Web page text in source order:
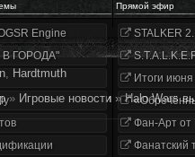
Прямой эфир
Engine
ГОРОДА"
STALKER
Итоги
Фан-Арт от
Фанатский
, Hardtmuth
» Игровые новости » Halo Wars